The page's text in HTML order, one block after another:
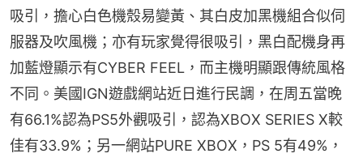
吸引，擔心白色機殼易變黃、其白皮加黑機組合似伺
服器及吹風機；亦有玩家覺得很吸引，黑白配機身再
加藍燈顯示有CYBER FEEL，而主機明顯跟傳統風格
不同。美國IGN遊戲網站近日進行民調，在周五當晚
有66.1%認為PS5外觀吸引，認為XBOX SERIES X較
佳有33.9%；另一網站PURE XBOX，PS 5有49%，